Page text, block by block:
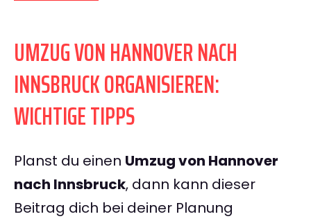
UMZUG VON HANNOVER NACH
INNSBRUCK ORGANISIEREN:
WICHTIGE TIPPS
Planst du einen Umzug von Hannover
nach Innsbruck, dann kann dieser
Beitrag dich bei deiner Planung